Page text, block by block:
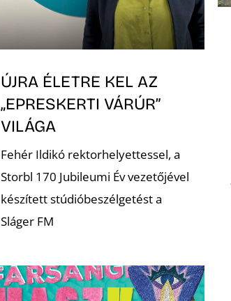
ÚJRA ÉLETRE KEL AZ
„EPRESKERTI VÁRÚR”
VILÁGA
Fehér Ildikó rektorhelyettessel, a
Storbl 170 Jubileumi Év vezetőjével
készített stúdióbeszélgetést a
Sláger FM